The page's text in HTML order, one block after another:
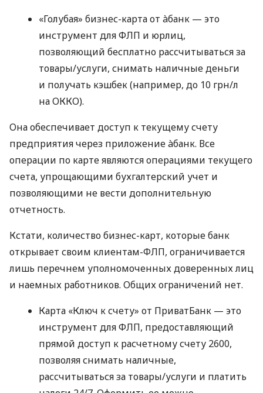
«Голубая» бизнес-карта от àбанк — это
инструмент для ФЛП и юрлиц,
позволяющий бесплатно рассчитываться за
товары/услуги, снимать наличные деньги
и получать кэшбек (например, до 10 грн/л
на ОККО).
Она обеспечивает доступ к текущему счету
предприятия через приложение àбанк. Все
операции по карте являются операциями текущего
счета, упрощающими бухгалтерский учет и
позволяющими не вести дополнительную
отчетность.
Кстати, количество бизнес-карт, которые банк
открывает своим клиентам-ФЛП, ограничивается
лишь перечнем уполномоченных доверенных лиц
и наемных работников. Общих ограничений нет.
Карта «Ключ к счету» от ПриватБанк — это
инструмент для ФЛП, предоставляющий
прямой доступ к расчетному счету 2600,
позволяя снимать наличные,
рассчитываться за товары/услуги и платить